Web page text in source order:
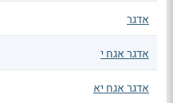
אדגר
אדגר אגח י
אדגר אגח יא